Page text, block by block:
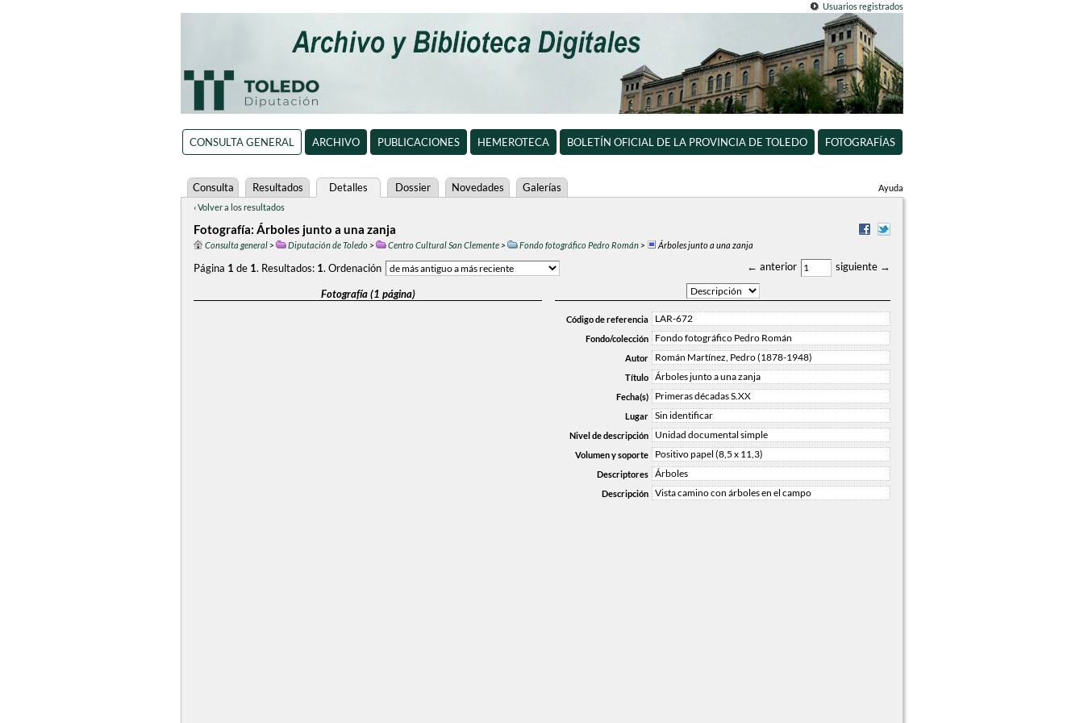
Usuarios registrados
CONSULTA GENERAL ARCHIVO PUBLICACIONES HEMEROTECA BOLETÍN OFICIAL DE LA PROVINCIA DE TOLEDO FOTOGRAFÍAS
Ayuda
Consulta Resultados Detalles Dossier Novedades Galerías
‹ Volver a los resultados
Fotografía: Árboles junto a una zanja
Consulta general> Diputación de Toledo> Centro Cultural San Clemente> Fondo fotográfico Pedro Román> Árboles junto a una zanja
← anterior siguiente →
Página 1 de 1. Resultados: 1. Ordenación
Fotografía (1 página)
Código de referencia LAR-672
Fondo/colección Fondo fotográfico Pedro Román
Autor Román Martínez, Pedro (1878-1948)
Título Árboles junto a una zanja
Fecha(s) Primeras décadas S.XX
Lugar Sin identificar
Nivel de descripción Unidad documental simple
Volumen y soporte Positivo papel (8,5 x 11,3)
Descriptores Árboles
Descripción Vista camino con árboles en el campo